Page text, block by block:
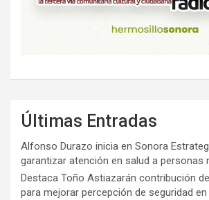
Últimas Entradas
Alfonso Durazo inicia en Sonora
garantizar atención en salud a personas
Destaca Toño Astiazarán contribución
para mejorar percepción de seguridad